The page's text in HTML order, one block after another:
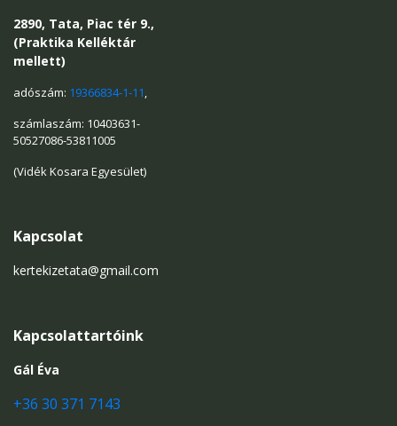
2890, Tata, Piac tér 9.,
(Praktika Kelléktár
mellett)
adószám: 19366834-1-11
számlaszám: 10403631-
50527086-53811005
(Vidék Kosara Egyesület)
Kapcsolat
kertekizetata@gmail.com
Kapcsolattartóink
Gál Éva
+36 30 371 7143